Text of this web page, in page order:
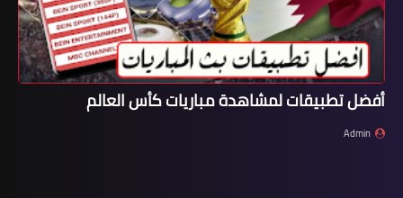
أفضل تطبيقات لمشاهدة مباريات كأس العالم
Admin